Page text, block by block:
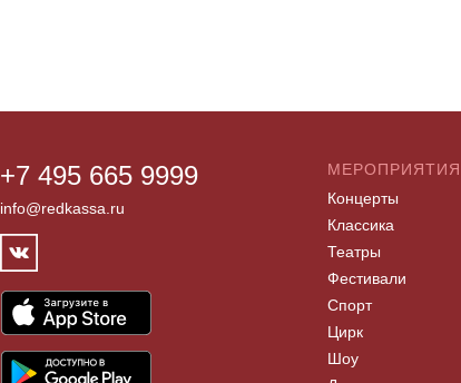
+7 495 665 9999
info@redkassa.ru
МЕРОПРИЯТИЯ
Концерты
Классика
Театры
Фестивали
Спорт
Цирк
Шоу